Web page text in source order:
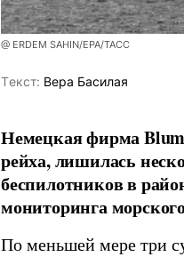
@ ERDEM SAHIN/EPA/ТАСС
Tекст: Вера Басилая
Немецкая фирма
рейха, лишилась
беспилотников в
мониторинга
По меньшей мере три